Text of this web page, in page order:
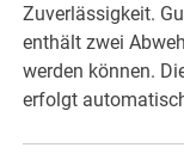
Zuverlässigkeit.
enthält zwei
werden können.
erfolgt